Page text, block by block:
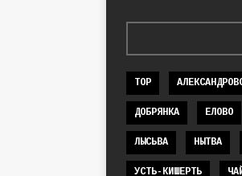
TOP
ДОБРЯНКА ЕЛОВО
ЛЫСЬВА НЫТВА
УСТЬ-КИШЕРТЬ